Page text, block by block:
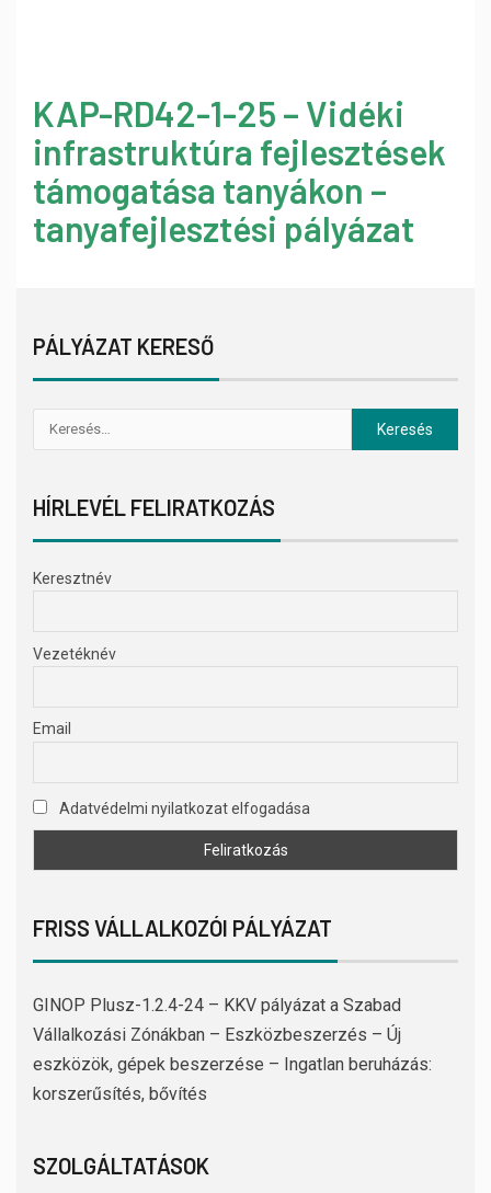
KAP-RD42-1-25 – Vidéki
infrastruktúra fejlesztések
támogatása tanyákon –
tanyafejlesztési pályázat
PÁLYÁZAT KERESŐ
HÍRLEVÉL FELIRATKOZÁS
Keresztnév
Vezetéknév
Email
Adatvédelmi nyilatkozat elfogadása
FRISS VÁLLALKOZÓI PÁLYÁZAT
GINOP Plusz-1.2.4-24 – KKV pályázat a Szabad
Vállalkozási Zónákban – Eszközbeszerzés – Új
eszközök, gépek beszerzése – Ingatlan beruházás:
korszerűsítés, bővítés
SZOLGÁLTATÁSOK